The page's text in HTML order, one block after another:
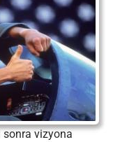
sonra vizyona